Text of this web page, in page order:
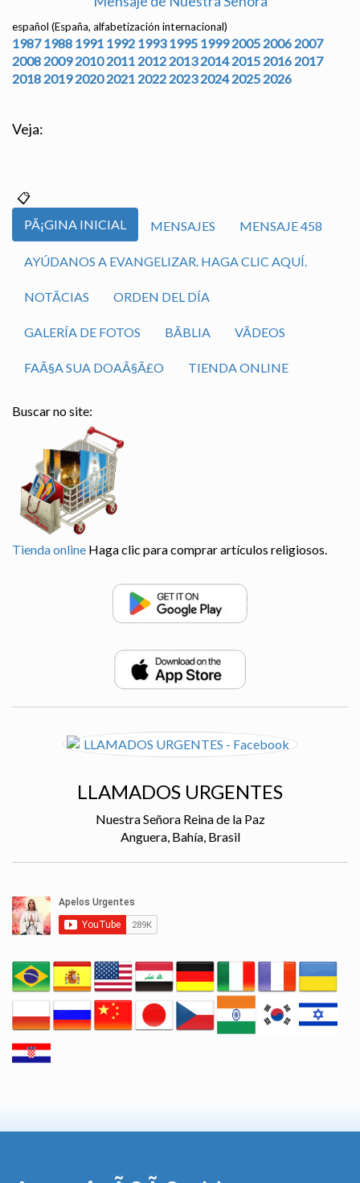
español (España, alfabetización internacional)
1987 1988 1991 1992 1993 1995 1999 2005 2006 2007
2008 2009 2010 2011 2012 2013 2014 2015 2016 2017
2018 2019 2020 2021 2022 2023 2024 2025 2026
Veja:
PÃ¡GINA INICIAL MENSAJES MENSAJE 458
AYÚDANOS A EVANGELIZAR. HAGA CLIC AQUÍ.
NOTÃ­CIAS ORDEN DEL DÍA
GALERÍA DE FOTOS BÃ­BLIA VÃ­DEOS
FAÃ§A SUA DOAÃ§Ã£O TIENDA ONLINE
Buscar no site:
Tienda online Haga clic para comprar artículos religiosos.
LLAMADOS URGENTES
Nuestra Señora Reina de la Paz
Anguera, Bahía, Brasil